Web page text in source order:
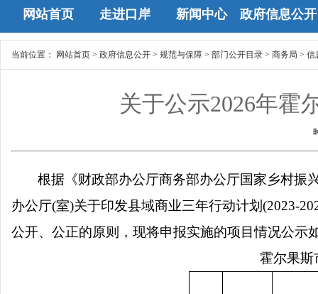
网站首页 走进口岸 新闻中心 政府信息公开
当前位置： 网站首页 > 政府信息公开 > 规范与保障 > 部门公开目录 > 商务局 > 信
关于公示2026年霍
根据《财政部办公厅商务部办公厅国家乡村振
办公厅(室)关于印发县域商业三年行动计划(2023-
公开、公正的原则，现将申报实施的项目情况公示
霍尔果斯市商